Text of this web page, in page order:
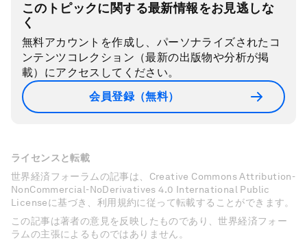
このトピックに関する最新情報をお見逃しな
く
無料アカウントを作成し、パーソナライズされたコ
ンテンツコレクション（最新の出版物や分析が掲
載）にアクセスしてください。
会員登録（無料）
ライセンスと転載
世界経済フォーラムの記事は、Creative Commons Attribution-
NonCommercial-NoDerivatives 4.0 International Public
Licenseに基づき、利用規約に従って転載することができます。
この記事は著者の意見を反映したものであり、世界経済フォー
ラムの主張によるものではありません。